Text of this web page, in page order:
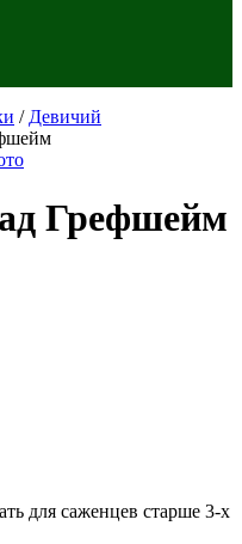
/ Девичий
Грефшейм
для саженцев старше 3-х